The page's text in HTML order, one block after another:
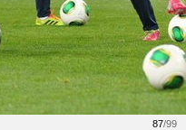
87/99